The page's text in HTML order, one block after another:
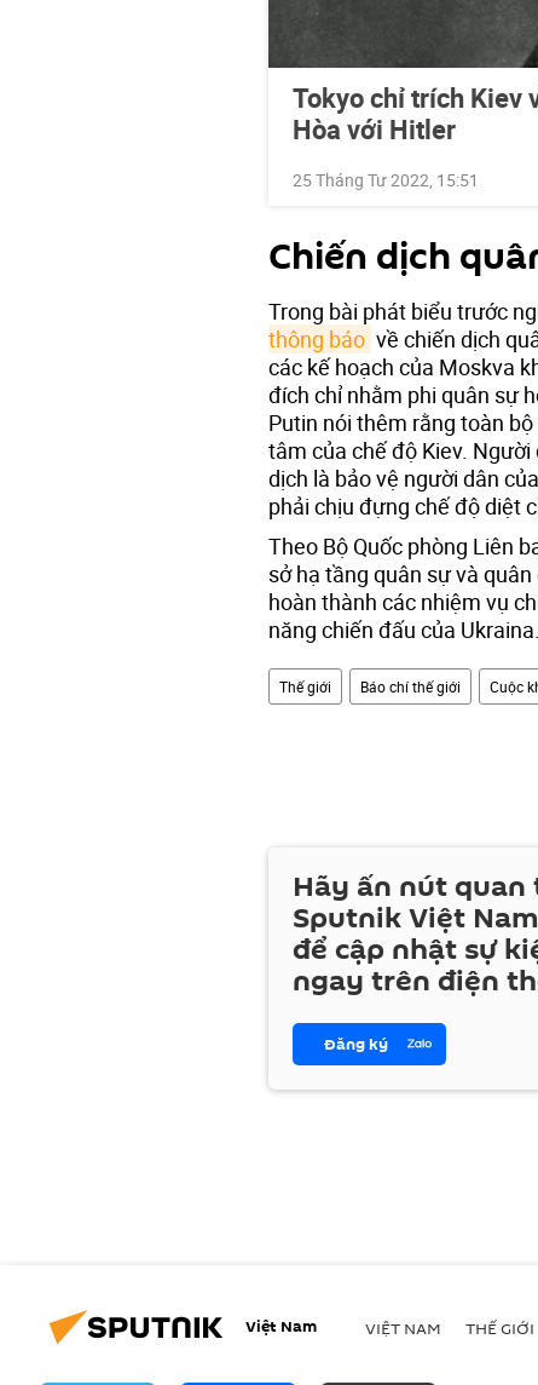
Tokyo chỉ trích Kiev
Hòa với Hitler
25 Tháng Tư 2022, 15:51
Chiến dịch
Trong bài phát biểu trước
thông báo về chiến dịch
các kế hoạch của Moskva
đích chỉ nhằm phi quân sự
Putin nói thêm rằng toàn
tâm của chế độ Kiev.
dịch là bảo vệ người dân
phải chịu đựng chế độ diệt
Theo Bộ Quốc phòng Liên
sở hạ tầng quân sự và
hoàn thành các nhiệm vụ
năng chiến đấu của Ukraina.
Thế giới Báo chí thế giới Cuộc
Hãy ấn nút quan
Sputnik Việt
để cập nhật sự
ngay trên điện
Đăng ký
Việt Nam VIỆT NAM THẾ GIỚI